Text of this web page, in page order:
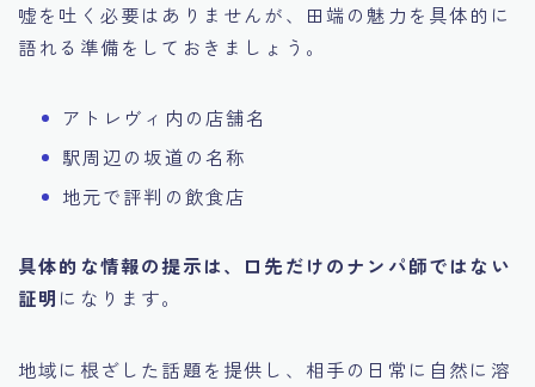
嘘を吐く必要はありませんが、田端の魅力を具体的に
語れる準備をしておきましょう。
アトレヴィ内の店舗名
駅周辺の坂道の名称
地元で評判の飲食店
具体的な情報の提示は、口先だけのナンパ師ではない
証明 になります。
地域に根ざした話題を提供し、相手の日常に自然に溶